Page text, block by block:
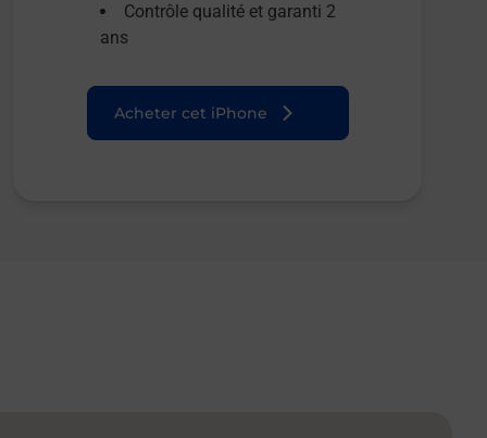
Contrôle qualité et garanti 2
ans
Acheter cet iPhone